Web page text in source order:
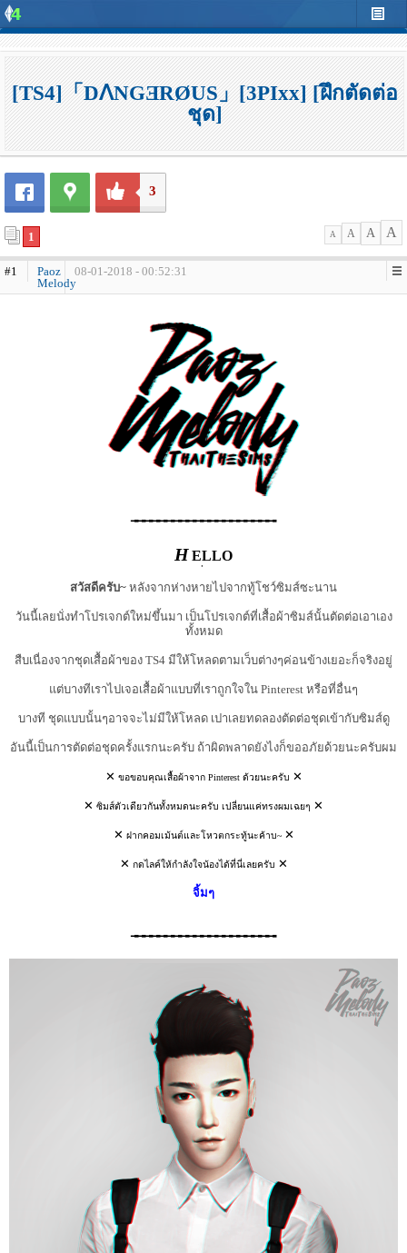
[TS4]「DᐱNGƎRØUS」[3PIxx] [ฝึกตัดต่อ
ชุด]
3
1 A A A A
#1
Paoz
Melody
08-01-2018 - 00:52:31
╼╼╼╼╼╼╼╼╼╼╼╼╼╼╼╼╼╼╼╼
HELLO
สวัสดีครับ~ หลังจากห่างหายไปจากทู้โชว์ซิมส์ซะนาน
วันนี้เลยนั่งทำโปรเจกต์ใหม่ขึ้นมา เป็นโปรเจกต์ที่เสื้อผ้าซิมส์นั้นตัดต่อเอาเอง
ทั้งหมด
สืบเนื่องจากชุดเสื้อผ้าของ TS4 มีให้โหลดตามเว็บต่างๆค่อนข้างเยอะก็จริงอยู่
แต่บางทีเราไปเจอเสื้อผ้าแบบที่เราถูกใจใน Pinterest หรือที่อื่นๆ
บางที ชุดแบบนั้นๆอาจจะไม่มีให้โหลด เปาเลยทดลองตัดต่อชุดเข้ากับซิมส์ดู
อันนี้เป็นการตัดต่อชุดครั้งแรกนะครับ ถ้าผิดพลาดยังไงก็ขออภัยด้วยนะครับผม
✕ ขอขอบคุณเสื้อผ้าจาก Pinterest ด้วยนะครับ ✕
✕ ซิมส์ตัวเดียวกันทั้งหมดนะครับ เปลี่ยนแค่ทรงผมเฉยๆ ✕
✕ ฝากคอมเม้นต์และโหวตกระทู้นะค้าบ~✕
✕ กดไลค์ให้กำลังใจน้องได้ที่นี่เลยครับ ✕
จิ้มๆ
╼╼╼╼╼╼╼╼╼╼╼╼╼╼╼╼╼╼╼╼